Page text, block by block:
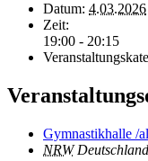
Datum: 4.03.2026
Zeit:
19:00 - 20:15
Gymnastikhalle /
NRW Deutschland